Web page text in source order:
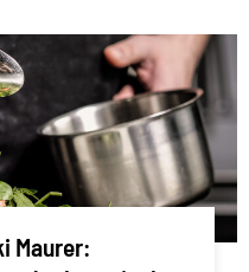
Maurer: